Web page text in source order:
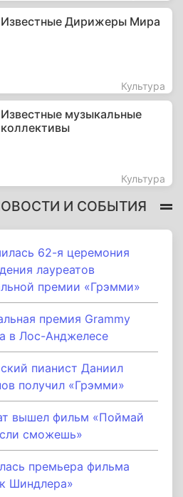
Известные Дирижеры Мира
Культура
Известные музыкальные
коллективы
Культура
И СОБЫТИЯ
62-я церемония
лауреатов
премии «Грэмми»
премия Grammy
в Лос-Анджелесе
пианист Даниил
получил «Грэмми»
вышел фильм «Поймай
сможешь»
премьера фильма
Шиндлера»